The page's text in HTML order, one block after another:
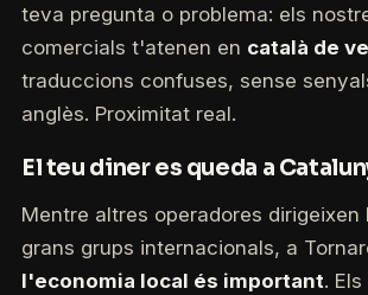
teva pregunta o problema: els
comercials t'atenen en català de
traduccions confuses, sense
anglès. Proximitat real.
El teu diner es queda a
Mentre altres operadores dirigeixen
grans grups internacionals, a
l'economia local és important.